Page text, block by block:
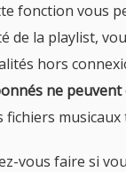
fonction vous
de la playlist,
hors
ne
fichiers
vous faire si